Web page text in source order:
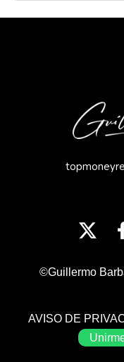
©Guillermo
AVISO DE